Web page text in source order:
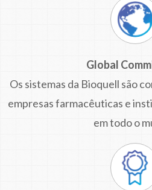
Global
Os sistemas da Bioquell são
empresas farmacêuticas e
em todo o